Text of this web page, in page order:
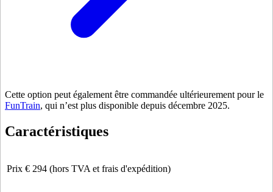
Cette option peut également être commandée ultérieurement pour le
FunTrain, qui n’est plus disponible depuis décembre 2025.
Caractéristiques
Prix € 294 (hors TVA et frais d'expédition)